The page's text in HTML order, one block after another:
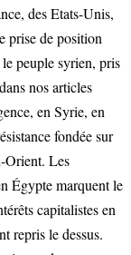
des Etats-Unis,
prise de position
peuple syrien, pris
nos articles
en Syrie, en
fondée sur
Orient. Les
Égypte marquent le
capitalistes en
repris le dessus.